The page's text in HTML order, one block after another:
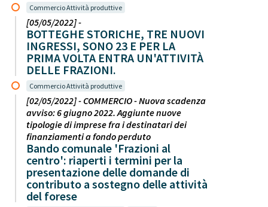
Commercio Attività produttive
[05/05/2022] -
BOTTEGHE STORICHE, TRE NUOVI
INGRESSI, SONO 23 E PER LA
PRIMA VOLTA ENTRA UN'ATTIVITÀ
DELLE FRAZIONI.
Commercio Attività produttive
[02/05/2022] - COMMERCIO - Nuova scadenza
avviso: 6 giugno 2022. Aggiunte nuove
tipologie di imprese fra i destinatari dei
finanziamenti a fondo perduto
Bando comunale 'Frazioni al
centro': riaperti i termini per la
presentazione delle domande di
contributo a sostegno delle attività
del forese